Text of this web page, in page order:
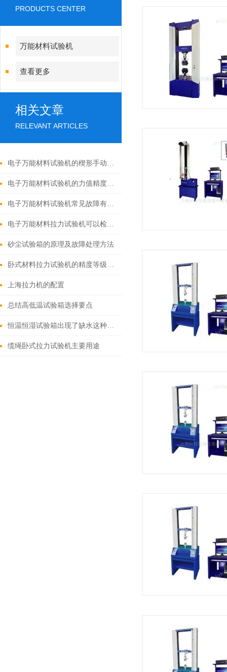
PRODUCTS CENTER
万能材料试验机
查看更多
相关文章
RELEVANT ARTICLES
电子万能材料试验机的楔形手动拉伸夹具的保养方法
电子万能材料试验机的力值精度对测试结果有何影响？
电子万能材料试验机常见故障有哪些？
电子万能材料拉力试验机可以检测哪些材料？
砂尘试验箱的原理及故障处理方法
卧式材料拉力试验机的精度等级对测试结果有哪些具体影响？
上海拉力机的配置
总结高低温试验箱选择要点
恒温恒湿试验箱出现了缺水这种情况该如何处理
缆绳卧式拉力试验机主要用途